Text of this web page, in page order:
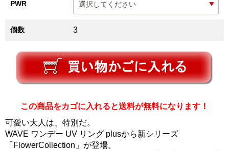
PWR
個数 3
この商品をカゴに入れると送料が無料になります！
可愛い大人は、特別だ。
WAVE ワンデー UV リング plusから新シリーズ
「FlowerCollection」が登場。